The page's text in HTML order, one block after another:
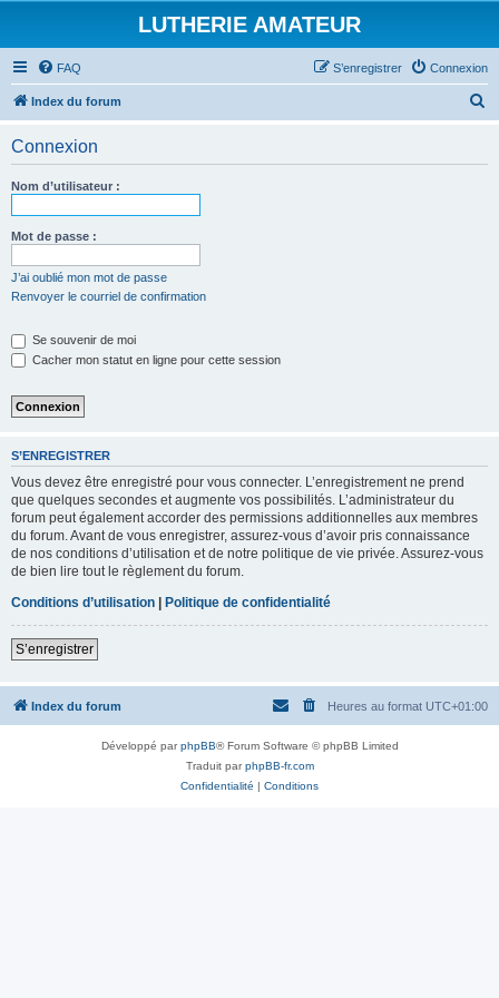
LUTHERIE AMATEUR
FAQ Connexion
S’enregistrer
Index du forum
Connexion
Nom d’utilisateur :
Mot de passe :
J’ai oublié mon mot de passe
Renvoyer le courriel de confirmation
Se souvenir de moi
Cacher mon statut en ligne pour cette session
S’ENREGISTRER
Vous devez être enregistré pour vous connecter. L’enregistrement ne prend
que quelques secondes et augmente vos possibilités. L’administrateur du
forum peut également accorder des permissions additionnelles aux membres
du forum. Avant de vous enregistrer, assurez-vous d’avoir pris connaissance
de nos conditions d’utilisation et de notre politique de vie privée. Assurez-vous
de bien lire tout le règlement du forum.
Conditions d’utilisation | Politique de confidentialité
S’enregistrer
Index du forum Heures au format UTC+01:00
Développé parphpBB® Forum Software © phpBB Limited
Traduit parphpBB-fr.com
Confidentialité | Conditions